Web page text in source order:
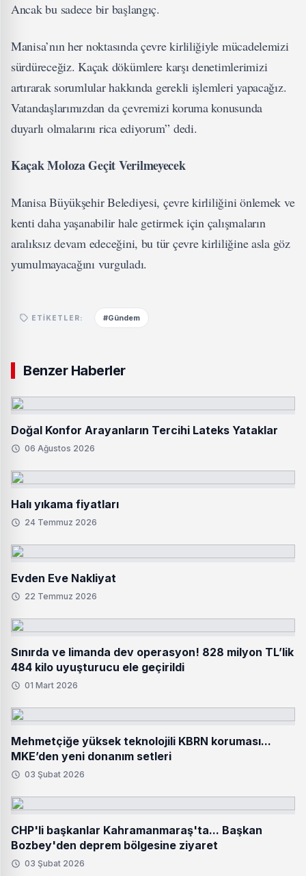
Ancak bu sadece bir başlangıç.
Manisa’nın her noktasında çevre kirliliğiyle mücadelemizi
sürdüreceğiz. Kaçak dökümlere karşı denetimlerimizi
artırarak sorumlular hakkında gerekli işlemleri yapacağız.
Vatandaşlarımızdan da çevremizi koruma konusunda
duyarlı olmalarını rica ediyorum” dedi.
Kaçak Moloza Geçit Verilmeyecek
Manisa Büyükşehir Belediyesi, çevre kirliliğini önlemek ve
kenti daha yaşanabilir hale getirmek için çalışmaların
aralıksız devam edeceğini, bu tür çevre kirliliğine asla göz
yumulmayacağını vurguladı.
ETIKETLER: #Gündem
Benzer Haberler
Doğal Konfor Arayanların Tercihi Lateks Yataklar
06 Ağustos 2026
Halı yıkama fiyatları
24 Temmuz 2026
Evden Eve Nakliyat
22 Temmuz 2026
Sınırda ve limanda dev operasyon! 828 milyon TL’lik
484 kilo uyuşturucu ele geçirildi
01 Mart 2026
Mehmetçiğe yüksek teknolojili KBRN koruması...
MKE’den yeni donanım setleri
03 Şubat 2026
CHP'li başkanlar Kahramanmaraş'ta... Başkan
Bozbey'den deprem bölgesine ziyaret
03 Şubat 2026